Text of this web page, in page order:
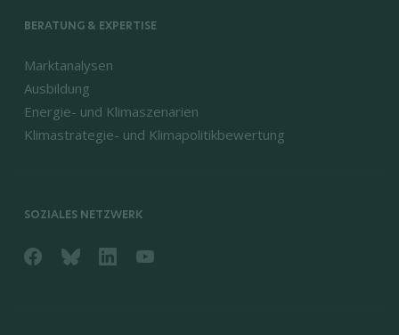
BERATUNG & EXPERTISE
Marktanalysen
Ausbildung
Energie- und Klimaszenarien
Klimastrategie- und Klimapolitikbewertung
SOZIALES NETZWERK